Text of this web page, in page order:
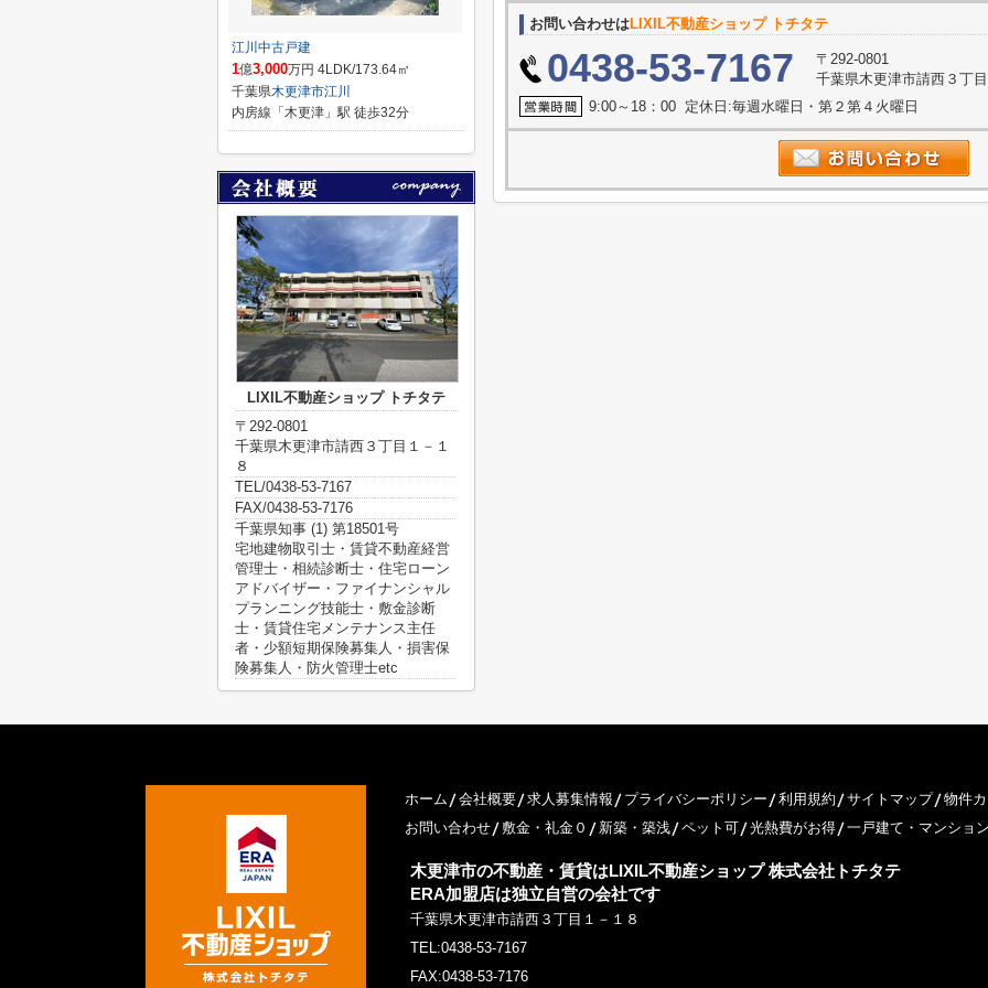
お問い合わせはLIXIL不動産ショップ トチタテ
0438-53-7167
〒292-0801
千葉県木更津市請西３丁
9:00～18：00 定休日:毎週水曜日・第２第４火曜日
江川中古戸建
1億3,000万円 4LDK/173.64㎡
千葉県木更津市江川
内房線「木更津」駅 徒歩32分
LIXIL不動産ショップ トチタテ
〒292-0801
千葉県木更津市請西３丁目１－１
８
TEL/0438-53-7167
FAX/0438-53-7176
千葉県知事 (1) 第18501号
宅地建物取引士・賃貸不動産経営
管理士・相続診断士・住宅ローン
アドバイザー・ファイナンシャル
プランニング技能士・敷金診断
士・賃貸住宅メンテナンス主任
者・少額短期保険募集人・損害保
険募集人・防火管理士etc
ホーム 会社概要 求人募集情報 プライバシーポリシー 利用規約 サイトマップ 物件
お問い合わせ
敷金・礼金０ 新築・築浅 ペット可 光熱費がお得 一戸建て・マンション
木更津市の不動産・賃貸はLIXIL不動産ショップ 株式会社トチタテ
ERA加盟店は独立自営の会社です
千葉県木更津市請西３丁目１－１８
TEL:0438-53-7167
FAX:0438-53-7176